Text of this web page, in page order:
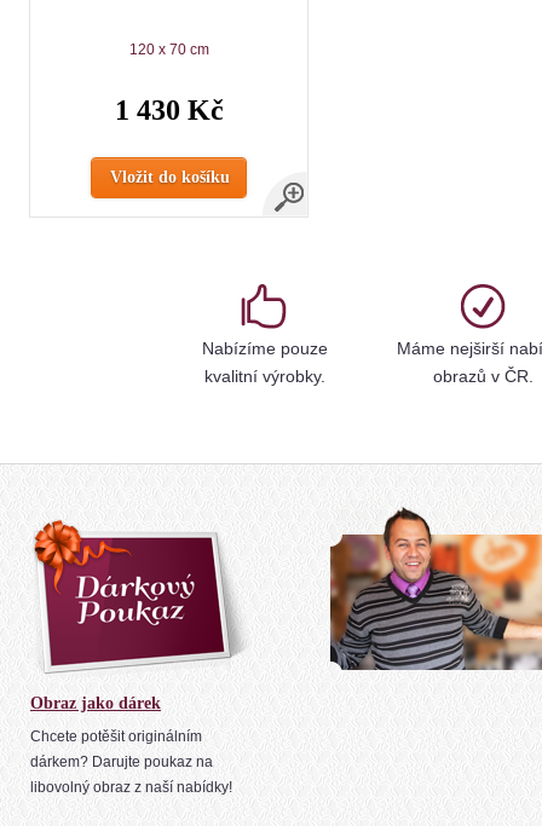
120 x 70 cm
1 430 Kč
Vložit do košíku
Nabízíme pouze
kvalitní výrobky.
Máme nejširší
obrazů v ČR.
Obraz jako dárek
Chcete potěšit originálním
dárkem? Darujte poukaz na
libovolný obraz z naší nabídky!